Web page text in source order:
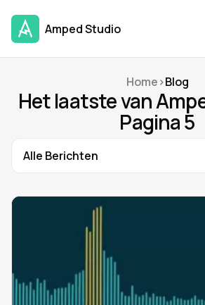
Amped Studio
Home>Blog
Het laatste van
Pagina 5